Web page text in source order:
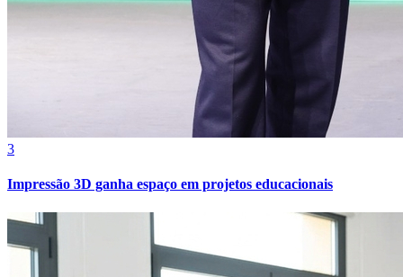
3
Impressão 3D ganha espaço em projetos educacionais